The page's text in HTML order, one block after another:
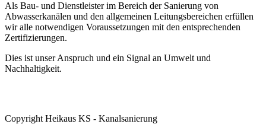
Als Bau- und Dienstleister im Bereich der Sanierung von
Abwasserkanälen und den allgemeinen Leitungsbereichen erfüllen
wir alle notwendigen Voraussetzungen mit den entsprechenden
Zertifizierungen.
Dies ist unser Anspruch und ein Signal an Umwelt und
Nachhaltigkeit.
Copyright Heikaus KS - Kanalsanierung